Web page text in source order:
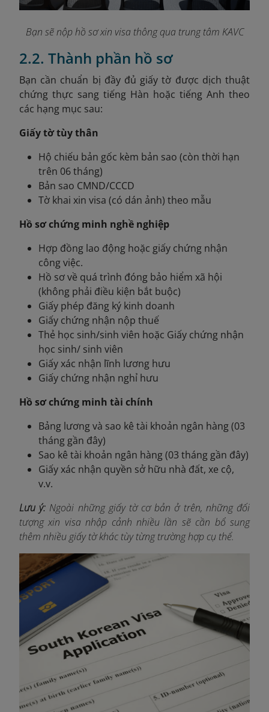
Bạn sẽ nộp hồ sơ xin visa thông qua trung tâm KAVC
2.2. Thành phần hồ sơ
Bạn cần chuẩn bị đầy đủ giấy tờ được dịch thuật
chứng thực sang tiếng Hàn hoặc tiếng Anh theo
các hạng mục sau:
Giấy tờ tùy thân
Hộ chiếu bản gốc kèm bản sao (còn thời hạn
trên 06 tháng)
Bản sao CMND/CCCD
Tờ khai xin visa (có dán ảnh) theo mẫu
Hồ sơ chứng minh nghề nghiệp
Hợp đồng lao động hoặc giấy chứng nhận
công việc.
Hồ sơ về quá trình đóng bảo hiểm xã hội
(không phải điều kiện bắt buộc)
Giấy phép đăng ký kinh doanh
Giấy chứng nhận nộp thuế
Thẻ học sinh/sinh viên hoặc Giấy chứng nhận
học sinh/ sinh viên
Giấy xác nhận lĩnh lương hưu
Giấy chứng nhận nghỉ hưu
Hồ sơ chứng minh tài chính
Bảng lương và sao kê tài khoản ngân hàng (03
tháng gần đây)
Sao kê tài khoản ngân hàng (03 tháng gần đây)
Giấy xác nhận quyền sở hữu nhà đất, xe cộ,
v.v.
Lưu ý: Ngoài những giấy tờ cơ bản ở trên, những đối
tượng xin visa nhập cảnh nhiều lần sẽ cần bổ sung
thêm nhiều giấy tờ khác tùy từng trường hợp cụ thể.